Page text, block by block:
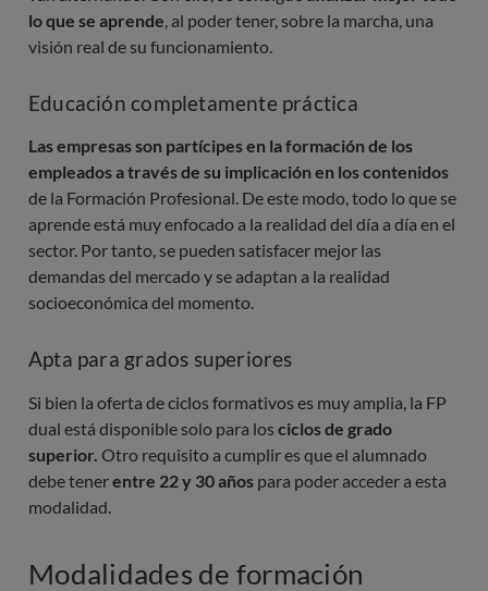
lo que se aprende, al poder tener, sobre la marcha, una
visión real de su funcionamiento.
Educación completamente práctica
Las empresas son partícipes en la formación de los
empleados a través de su implicación en los contenidos
de la Formación Profesional. De este modo, todo lo que se
aprende está muy enfocado a la realidad del día a día en el
sector. Por tanto, se pueden satisfacer mejor las
demandas del mercado y se adaptan a la realidad
socioeconómica del momento.
Apta para grados superiores
Si bien la oferta de ciclos formativos es muy amplia, la FP
dual está disponible solo para los ciclos de grado
superior. Otro requisito a cumplir es que el alumnado
debe tenerentre 22 y 30 años para poder acceder a esta
modalidad.
Modalidades de formación